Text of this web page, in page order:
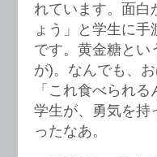
れています。面白
ょう」と学生に
です。黄金糖とい
が)。なんでも、
「これ食べられ
学生が、勇気を持
ったなあ。